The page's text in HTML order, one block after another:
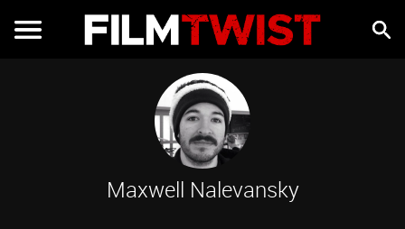
Maxwell Nalevansky